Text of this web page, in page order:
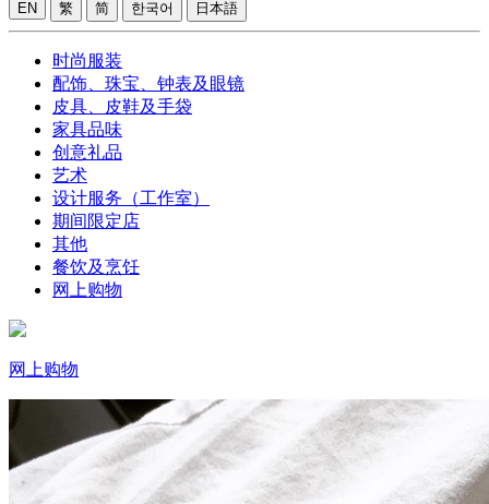
EN 繁 简 한국어 日本語
时尚服装
配饰、珠宝、钟表及眼镜
皮具、皮鞋及手袋
家具品味
创意礼品
艺术
设计服务（工作室）
期间限定店
其他
餐饮及烹饪
网上购物
网上购物